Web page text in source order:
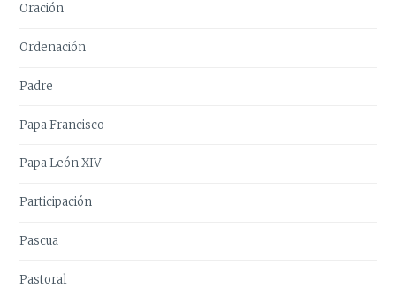
Oración
Ordenación
Padre
Papa Francisco
Papa León XIV
Participación
Pascua
Pastoral